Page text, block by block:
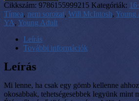
Cikkszám: 9786155999215 Kategóriák:
Tímea, nem sorozat, Will McIntosh, Young
YA, Young Adult
Leírás
További információk
Leírás
Mi lenne, ha csak egy gömb kellenne
okosabbak, tehetségesebbek legyünk mint